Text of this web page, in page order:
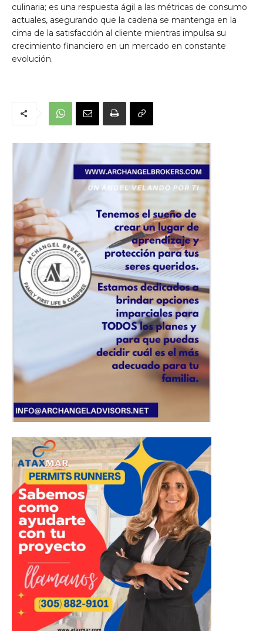
culinaria; es una respuesta ágil a las métricas de consumo
actuales, asegurando que la cadena se mantenga en la
cima de la satisfacción al cliente mientras impulsa su
crecimiento financiero en un mercado en constante
evolución.